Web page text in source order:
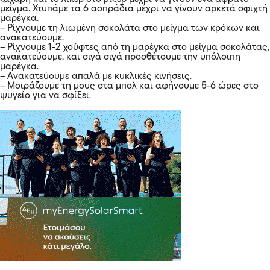
μείγμα. Χτυπάμε τα 6 ασπράδια μέχρι να γίνουν αρκετά σφιχτή
μαρέγκα.
– Ρίχνουμε τη λιωμένη σοκολάτα στο μείγμα των κρόκων και
ανακατεύουμε.
– Ρίχνουμε 1-2 χούφτες από τη μαρέγκα στο μείγμα σοκολάτας,
ανακατεύουμε, και σιγά σιγά προσθέτουμε την υπόλοιπη
μαρέγκα.
– Ανακατεύουμε απαλά με κυκλικές κινήσεις.
– Μοιράζουμε τη μους στα μπολ και αφήνουμε 5-6 ώρες στο
ψυγείο για να σφίξει.